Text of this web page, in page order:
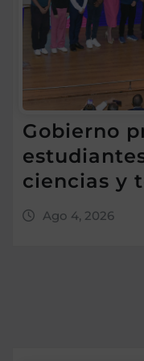
Gobierno
ciencias y
Ago 4, 2026